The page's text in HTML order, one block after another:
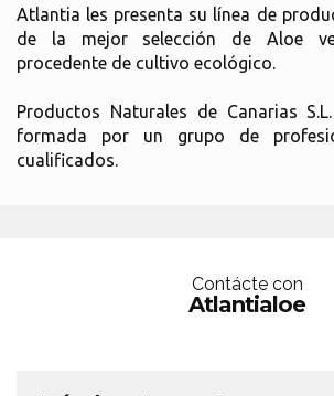
Atlantia les presenta su línea de
de la mejor selección de Aloe
procedente de cultivo ecológico.
Productos Naturales de Canarias
formada por un grupo de
cualificados.
Contácte con
Atlantialoe